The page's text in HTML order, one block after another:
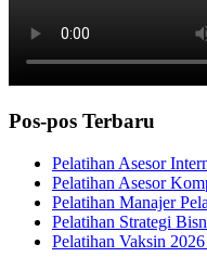
Pos-pos Terbaru
Pelatihan Asesor
Pelatihan Asesor
Pelatihan Manajer
Pelatihan Strategi
Pelatihan Vaksin